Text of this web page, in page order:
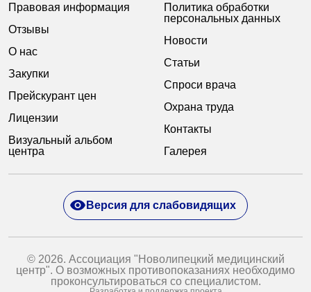
Правовая информация
Отзывы
О нас
Закупки
Прейскурант цен
Лицензии
Визуальный альбом
центра
Политика обработки
персональных данных
Новости
Статьи
Спроси врача
Охрана труда
Контакты
Галерея
© 2026. Ассоциация "Новолипецкий медицинский
центр". О возможных противопоказаниях необходимо
проконсультироваться со специалистом.
Версия для слабовидящих